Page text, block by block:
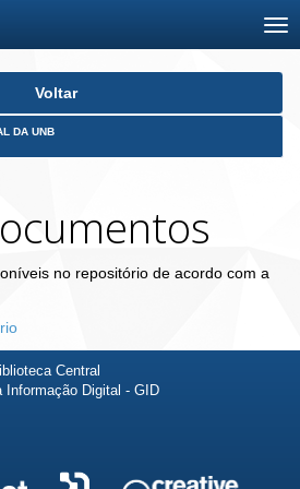
Voltar
DA UNB
no repositório de acordo com a
Central
Informação Digital - GID